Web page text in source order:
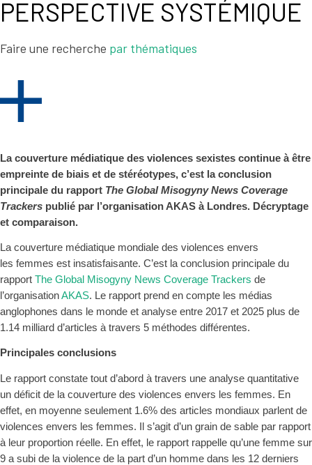
PERSPECTIVE SYSTÉMIQUE
Faire une recherche par thématiques
La couverture médiatique des violences sexistes continue à être
empreinte de biais et de stéréotypes, c’est la conclusion
principale du rapport The Global Misogyny News Coverage
Trackers publié par l’organisation AKAS à Londres. Décryptage
et comparaison.
La couverture médiatique mondiale des violences envers
les femmes est insatisfaisante. C’est la conclusion principale du
rapport The Global Misogyny News Coverage Trackers de
l’organisationAKAS. Le rapport prend en compte les médias
anglophones dans le monde et analyse entre 2017 et 2025 plus de
1.14 milliard d’articles à travers 5 méthodes différentes.
Principales conclusions
Le rapport constate tout d’abord à travers une analyse quantitative
un déficit de la couverture des violences envers les femmes. En
effet, en moyenne seulement 1.6% des articles mondiaux parlent de
violences envers les femmes. Il s’agit d’un grain de sable par rapport
à leur proportion réelle. En effet, e rapport rappelle qu’une femme sur
9 a subi de la violence de la part d’un homme dans les 12 derniers